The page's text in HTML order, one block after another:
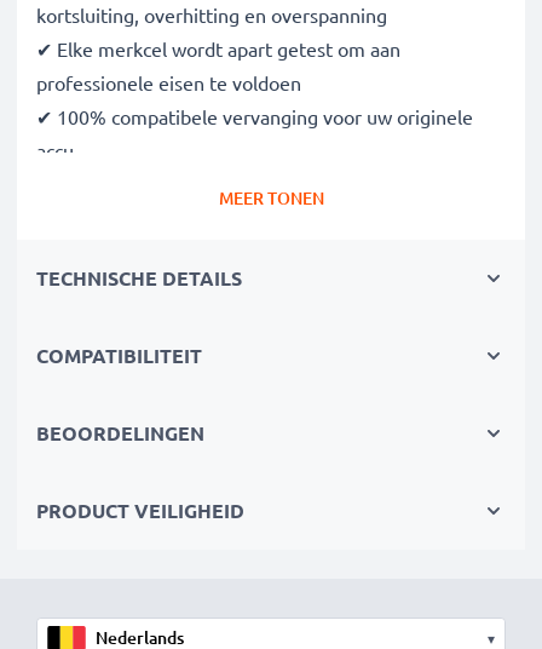
kortsluiting, overhitting en overspanning
✔ Elke merkcel wordt apart getest om aan
professionele eisen te voldoen
✔ 100% compatibele vervanging voor uw originele
accu
Spanning: 3.6V - 3.7V
Kleur: groen
De vervangende accu van CELLONIC – Hoogste
Daarom verlenen wij een garantie van 36 maanden!
MEER TONEN
TECHNISCHE DETAILS
COMPATIBILITEIT
BEOORDELINGEN
PRODUCT VEILIGHEID
▾